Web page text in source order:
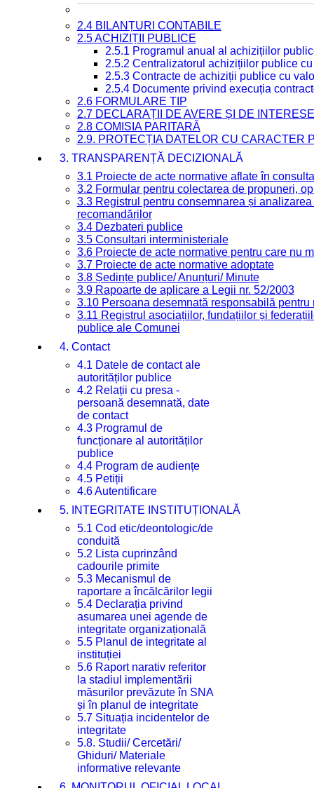
2.4 BILANȚURI CONTABILE
2.5 ACHIZIȚII PUBLICE
2.5.1 Programul anual al achizițiilor
2.5.2 Centralizatorul achizițiilor publice
2.5.3 Contracte de achiziții publice cu
2.5.4 Documente privind execuția
2.6 FORMULARE TIP
2.7 DECLARAȚII DE AVERE ȘI DE INTERESE
2.8 COMISIA PARITARĂ
2.9. PROTECȚIA DATELOR CU CARACTER
3. TRANSPARENȚĂ DECIZIONALĂ
3.1 Proiecte de acte normative aflate în
3.2 Formular pentru colectarea de propuneri,
3.3 Registrul pentru consemnarea și
recomandărilor
3.4 Dezbateri publice
3.5 Consultari interministeriale
3.6 Proiecte de acte normative pentru care nu
3.7 Proiecte de acte normative adoptate
3.8 Ședințe publice/ Anunțuri/ Minute
3.9 Rapoarte de aplicare a Legii nr. 52/2003
3.10 Persoana desemnată responsabilă
3.11 Registrul asociațiilor, fundațiilor și
publice ale Comunei
4. Contact
4.1 Datele de contact ale
autorităților publice
4.2 Relații cu presa -
persoană desemnată, date
de contact
4.3 Programul de
funcționare al autorităților
publice
4.4 Program de audiențe
4.5 Petiții
4.6 Autentificare
5. INTEGRITATE INSTITUȚIONALĂ
5.1 Cod etic/deontologic/de
conduită
5.2 Lista cuprinzând
cadourile primite
5.3 Mecanismul de
raportare a încălcărilor legii
5.4 Declarația privind
asumarea unei agende de
integritate organizațională
5.5 Planul de integritate al
instituției
5.6 Raport narativ referitor
la stadiul implementării
măsurilor prevăzute în SNA
și în planul de integritate
5.7 Situația incidentelor de
integritate
5.8. Studii/ Cercetări/
Ghiduri/ Materiale
informative relevante